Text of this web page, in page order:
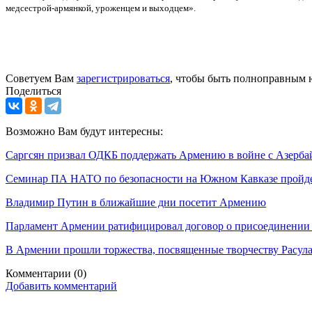
медсестрой-армянкой, уроженцем и выходцем».
Советуем Вам зарегистрироваться, чтобы быть полноправным
Поделиться
Возможно Вам будут интересны:
Саргсян призвал ОДКБ поддержать Армению в войне с
Семинар ПА НАТО по безопасности на Южном Кавказе
Владимир Путин в ближайшие дни посетит Армению
Парламент Армении ратифицировал договор о
В Армении прошли торжества, посвященные творчеству
Комментарии (0)
Добавить комментарий